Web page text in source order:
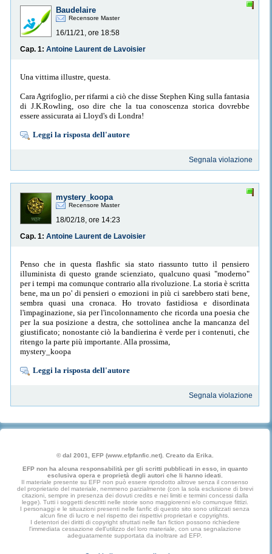
Baudelaire
Recensore Master
16/11/21, ore 18:58
Cap. 1: Antoine Laurent de Lavoisier
Una vittima illustre, questa.
Cara Agrifoglio, per rifarmi a ciò che disse Stephen King sulla fantasia
di J.K.Rowling, oso dire che la tua conoscenza storica dovrebbe
essere assicurata ai Lloyd's di Londra!
Leggi la risposta dell'autore
Segnala violazione
mystery_koopa
Recensore Master
18/02/18, ore 14:23
Cap. 1: Antoine Laurent de Lavoisier
Penso che in questa flashfic sia stato riassunto tutto il pensiero
illuminista di questo grande scienziato, qualcuno quasi "moderno"
per i tempi ma comunque contrario alla rivoluzione. La storia è scritta
bene, ma un po' di pensieri o emozioni in più ci sarebbero stati bene,
sembra quasi una cronaca. Ho trovato fastidiosa e disordinata
l'impaginazione, sia per l'incolonnamento che ricorda una poesia che
per la sua posizione a destra, che sottolinea anche la mancanza del
giustificato; nonostante ciò la bandierina è verde per i contenuti, che
ritengo la parte più importante. Alla prossima,
mystery_koopa
Leggi la risposta dell'autore
Segnala violazione
© dal 2001, EFP (www.efpfanfic.net). Creato da Erika.
EFP non ha alcuna responsabilità per gli scritti pubblicati in esso, in quanto
esclusiva opera e proprietà degli autori che li hanno ideati.
Il materiale presente su EFP non può essere riprodotto altrove senza il consenso
del proprietario del materiale, nemmeno parzialmente (con la sola esclusione di brevi
citazioni, sempre in presenza dei dovuti credits e nei limiti e termini concessi dalla
legge). Tutti i soggetti descritti nelle storie sono maggiorenni e/o comunque fittizi.
I personaggi e le situazioni presenti nelle fanfic di questo sito sono utilizzati senza
alcun fine di lucro e nel rispetto dei rispettivi proprietari e copyrights.
I detentori dei diritti di copyright sfruttati nelle fan fiction possono richiedere
l'immediata cessazione dell'utilizzo del loro materiale, con una segnalazione
adeguatamente supportata da inoltrare ad EFP.